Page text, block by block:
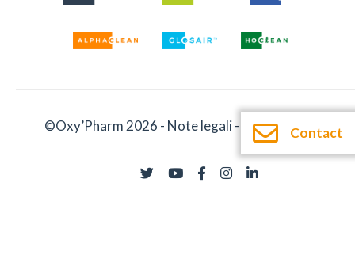
©Oxy’Pharm 2026 - Note legali- Documentatie
Contact